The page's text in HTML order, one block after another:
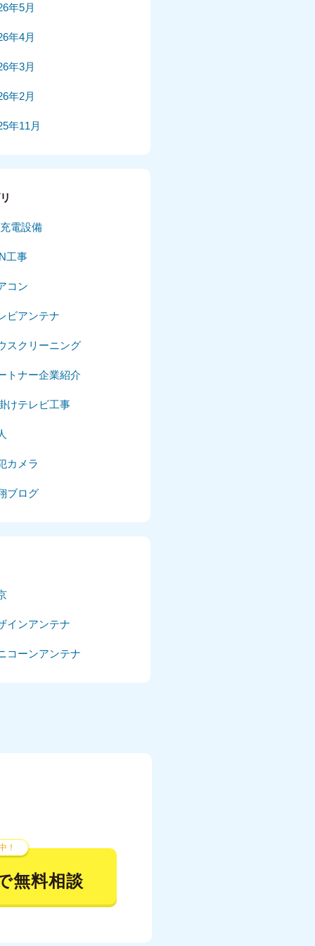
年5月
年4月
年3月
年2月
年11月
年8月
年7月
年6月
年5月
電設備
工事
コン
ビアンテナ
スクリーニング
トナー企業紹介
けテレビ工事
カメラ
ブログ
インアンテナ
コーンアンテナ
！
無料相談